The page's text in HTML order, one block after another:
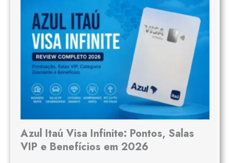
Azul Itaú Visa Infinite: Pontos, Salas
VIP e Benefícios em 2026